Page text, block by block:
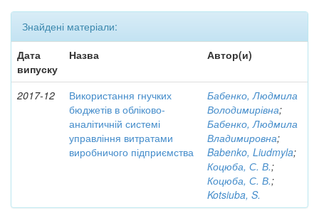
Знайдені матеріали:
Дата
випуску
Назва Автор(и)
2017-12
Використання гнучких
бюджетів в обліково-
аналітичній системі
управління витратами
виробничого підприємства
Бабенко, Людмила
Володимирівна;
Бабенко, Людмила
Владимировна;
Babenko, Liudmyla;
Коцюба, С. В.;
Коцюба, С. В.;
Kotsiuba, S.